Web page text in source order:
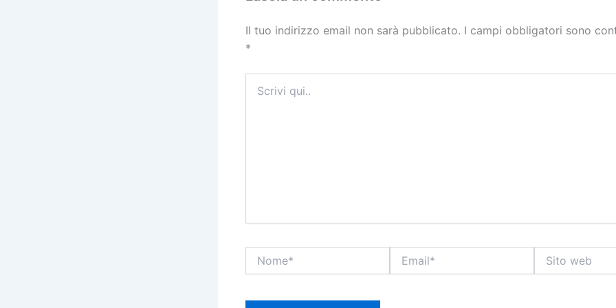
Il tuo indirizzo email non sarà pubblicato. I campi obbligatori sono
*
qui..
web